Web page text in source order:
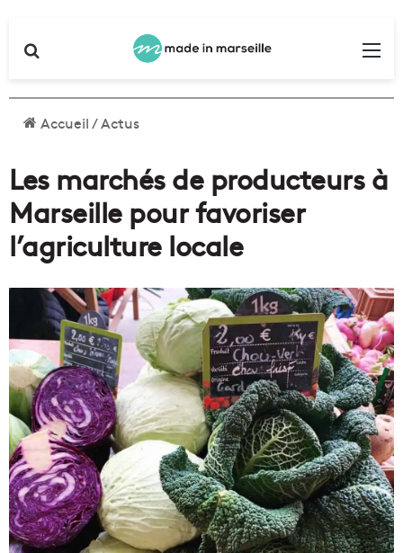
Accueil/Actus
Les marchés de producteurs à
Marseille pour favoriser
l’agriculture locale